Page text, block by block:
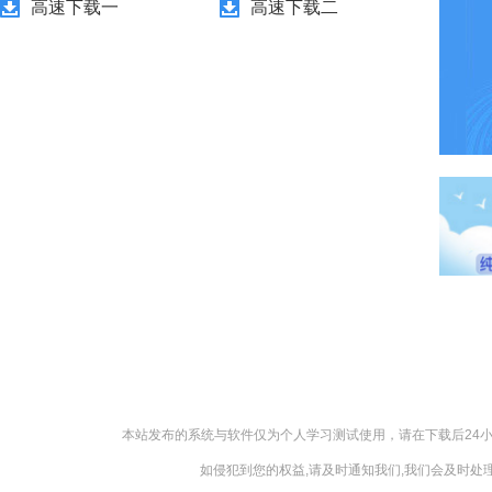
高速下载一 高速下载二
本站发布的系统与软件仅为个人学习测试使用，请在下载后24
如侵犯到您的权益,请及时通知我们,我们会及时